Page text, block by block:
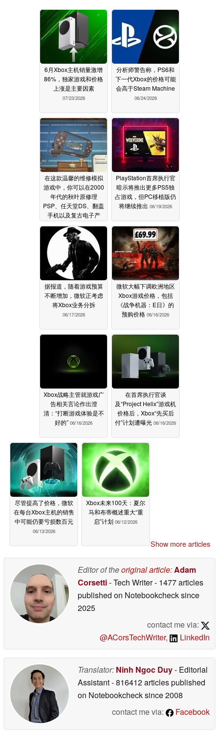
6月Xbox主机销量激增
86%，独家游戏和价格
上涨是主要因素
07/23/2026
分析师警告称，PS6和
下一代Xbox的价格可能
会高于Steam Machine
06/24/2026
在这款温馨的维修模拟
游戏中，你可以在2000
年代的秋叶原修理
PSP、任天堂DS、翻盖
手机以及复古电子产
06/20/2026
PlayStation首席执行官
暗示将推出更多PS5独
占游戏，但PC移植版仍
将继续推出 06/19/2026
据报道，随着游戏预算
不断增加，微软正考虑
将Xbox业务分拆
06/17/2026
微软大幅下调欧洲地区
Xbox游戏价格，包括
《战争机器：E日》的
预购价格 06/16/2026
Xbox战略主管就游戏广
告相关言论作出澄
清：“打断游戏体验是不
好的” 06/16/2026
在首席执行官谈
及“Project Helix”游戏机
价格后，Xbox“先买后
付”计划遭曝光 06/16/2026
尽管提高了价格，微软
在每台Xbox主机的销售
中可能仍要亏损数百元
06/13/2026
Xbox未来100天：夏尔
马和布蒂概述重大“重
启”计划 06/12/2026
Show more articles
Editor of theoriginal article:Adam
Corsetti- Tech Writer- 1477 articles
published on Notebookchecksince
2025
contact me via:
@ACorsTechWriter, LinkedIn
Translator: Ninh Ngoc Duy- Editorial
Assistant- 816412 articles published
on Notebookchecksince 2008
contact me via:
Facebook